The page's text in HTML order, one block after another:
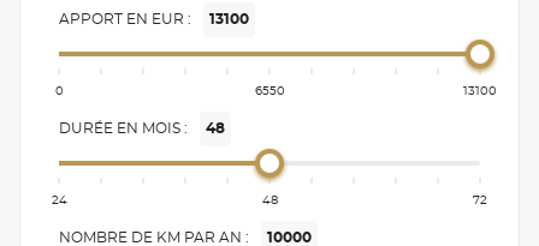
APPORT EN EUR : 13100
0 6550 13100
DURÉE EN MOIS : 48
24 48 72
NOMBRE DE KM PAR AN : 10000